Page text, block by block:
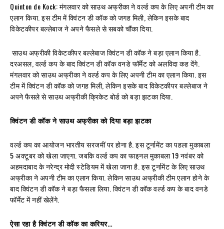
Quinton de Kock: मंगलवार को साउथ अफ्रीका ने वर्ल्ड कप के लिए अपनी टीम का
एलान किया. इस टीम में क्विंटन डी कॉक को जगह मिली, लेकिन इसके बाद
विकेटकीपर बल्लेबाज ने अपने फैसले से सबको चौंका दिया.
साउथ अफ्रीकी विकेटकीपर बल्लेबाज क्विंटन डी कॉक ने बड़ा एलान किया है.
दरअसल, वर्ल्ड कप के बाद क्विंटन डी कॉक वनडे फॉर्मेट को अलविदा कह देंगे.
मंगलवार को साउथ अफ्रीका ने वर्ल्ड कप के लिए अपनी टीम का एलान किया. इस
टीम में क्विंटन डी कॉक को जगह मिली, लेकिन इसके बाद विकेटकीपर बल्लेबाज ने
अपने फैसले से साउथ अफ्रीकी क्रिकेट बोर्ड को बड़ा झटका दिया.
क्विंटन डी कॉक ने साउथ अफ्रीका को दिया बड़ा झटका
वर्ल्ड कप का आयोजन भारतीय सरजमीं पर होना है. इस टूर्नामेंट का पहला मुकाबला
5 अक्टूबर को खेला जाएगा. जबकि वर्ल्ड कप का फाइनल मुकाबला 19 नवंबर को
अहमदाबाद के नरेन्द्र मोदी स्टेडियम में खेला जाना है. इस टूर्नामेंट के लिए साउथ
अफ्रीका ने अपनी टीम का एलान किया. लेकिन साउथ अफ्रीकी टीम एलान होने के
बाद क्विंटन डी कॉक ने बड़ा फैसला लिया. क्विंटन डी कॉक वर्ल्ड कप के बाद वनडे
फॉर्मेट में नहीं खेलेंगे.
ऐसा रहा है क्विंटन डी कॉक का करियर…